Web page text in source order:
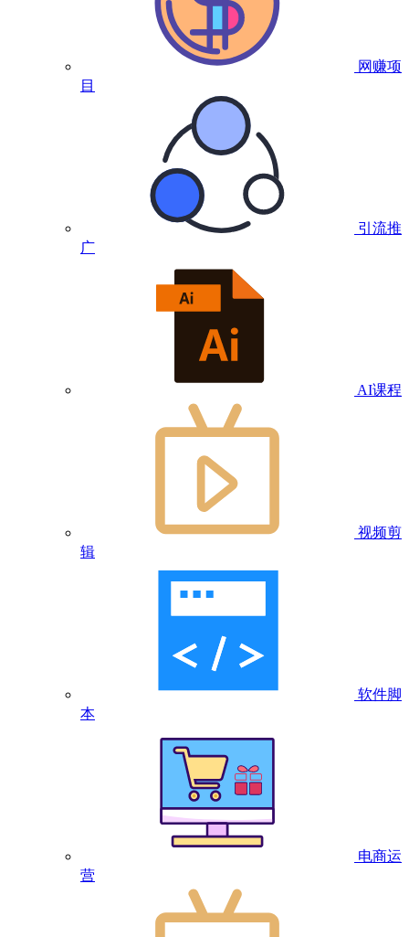
网赚项
目
引流推
广
AI课程
视频剪
辑
软件脚
本
电商运
营